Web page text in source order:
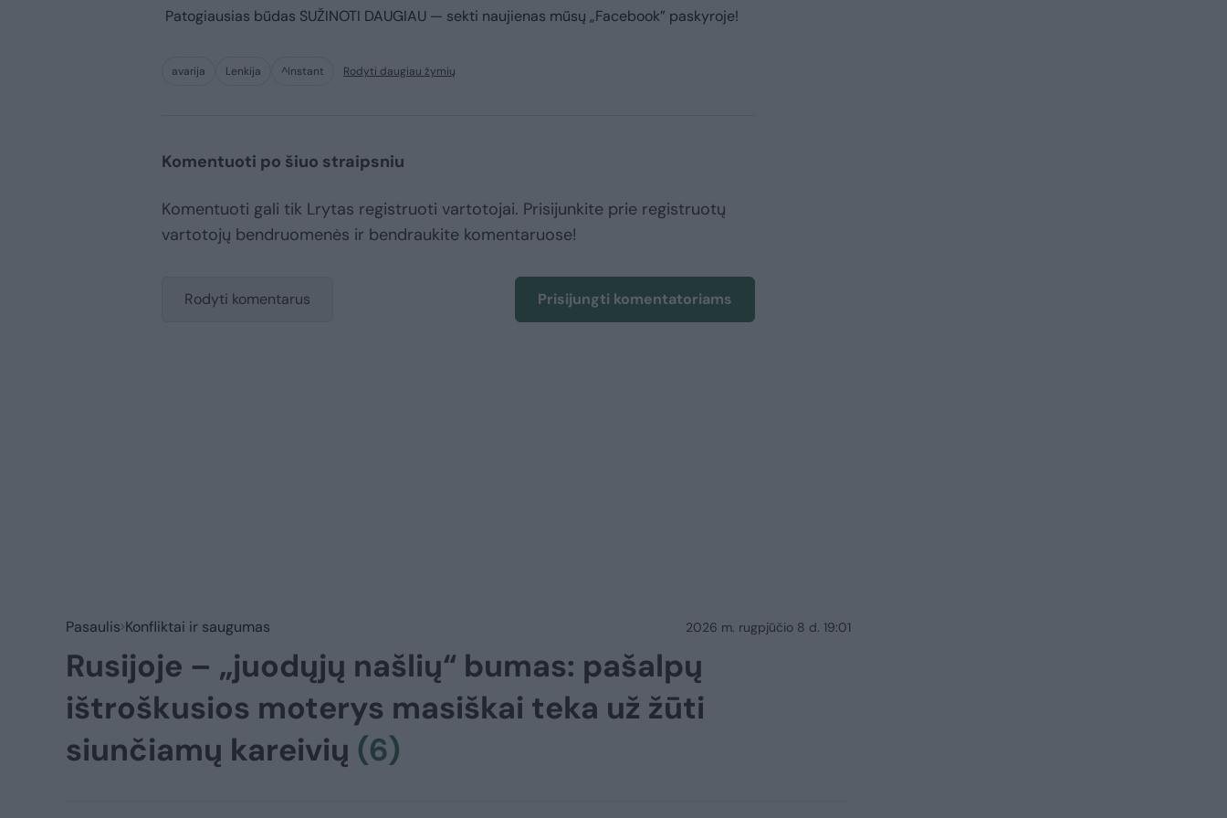
Patogiausias būdas SUŽINOTI DAUGIAU — sekti naujienas mūsų „Facebook” paskyroje!
avarija Lenkija ^Instant Rodyti daugiau žymių
Komentuoti po šiuo straipsniu
Komentuoti gali tik Lrytas registruoti vartotojai. Prisijunkite prie registruotų
vartotojų bendruomenės ir bendraukite komentaruose!
Rodyti komentarus Prisijungti komentatoriams
Pasaulis Konfliktai ir saugumas 2026 m. rugpjūčio 8 d. 19:01
Rusijoje – „juodųjų našlių“ bumas: pašalpų
ištroškusios moterys masiškai teka už žūti
siunčiamų kareivių (6)